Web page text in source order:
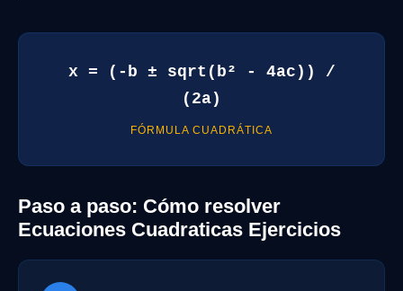
x = (-b ± sqrt(b² - 4ac)) /
(2a)
FÓRMULA CUADRÁTICA
Paso a paso: Cómo resolver
Ecuaciones Cuadraticas Ejercicios